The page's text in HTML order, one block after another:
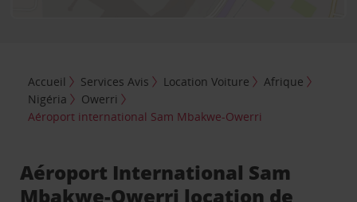
Accueil Services Avis Location Voiture
Afrique
Nigéria
Owerri
Aéroport international Sam Mbakwe-Owerri
Aéroport International Sam
Mbakwe-Owerri location de